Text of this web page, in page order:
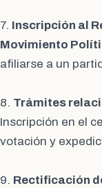
7. Inscripción al
Movimiento
afiliarse a un
8. Trámites
Inscripción en el
votación y
9. Rectificación